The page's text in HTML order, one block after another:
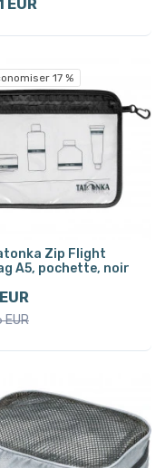
EUR
17 %
Zip Flight
A5, pochette, noir
EUR